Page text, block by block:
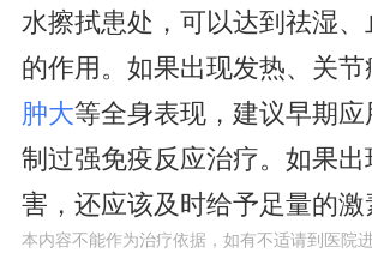
水擦拭患处，可以达到祛湿、
的作用。如果出现发热、关节
肿大等全身表现，建议早期应
制过强免疫反应治疗。如果出
害，还应该及时给予足量的激
本内容不能作为治疗依据，如有不适请到医院